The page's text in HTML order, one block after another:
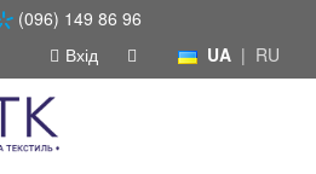
(096) 149 86 96
UA | RU
Вхід